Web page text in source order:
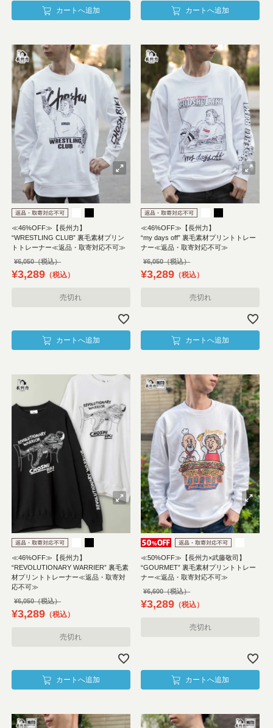
カートへ追加 カートへ追加
≪46%OFF≫【長州力】
“WRESTLING CLUB” 裏毛素材プリン
トトレーナー≪返品・取寄対応不可≫
¥6,050
¥3,289 税込
売切れ
カートへ追加
≪46%OFF≫【長州力】
“my days off” 裏毛素材プリントトレー
ナー≪返品・取寄対応不可≫
¥6,050
¥3,289 税込
売切れ
カートへ追加
≪46%OFF≫【長州力】
“REVOLUTIONARY WARRIER” 裏毛素
材プリントトレーナー≪返品・取寄対
応不可≫
¥6,050
¥3,289 税込
売切れ
カートへ追加
≪50%OFF≫【長州力×武藤敬司】
“GOURMET” 裏毛素材プリントトレー
ナー≪返品・取寄対応不可≫
¥6,600
¥3,289 税込
売切れ
カートへ追加